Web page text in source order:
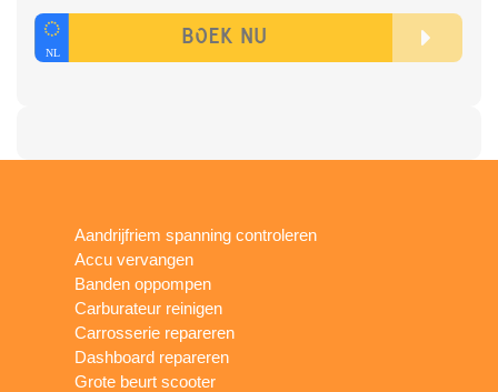
Aandrijfriem spanning controleren
Accu vervangen
Banden oppompen
Carburateur reinigen
Carrosserie repareren
Dashboard repareren
Grote beurt scooter